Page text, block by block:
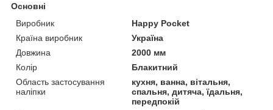
Основні
Виробник
Happy Pocket
Країна виробник
Україна
Довжина
2000 мм
Колір
Блакитний
Область застосування
наліпки
кухня, ванна, вітальня,
спальня, дитяча, їдальня,
передпокій